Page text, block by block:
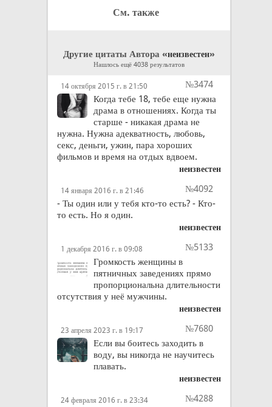
См. также
Другие цитаты Автора «неизвестен»
Нашлось ещё 4038 результатов
14 октября 2015 г. в 21:50
№3474
Когда тебе 18, тебе еще нужна
драма в отношениях. Когда ты
старше - никакая драма не
нужна. Нужна адекватность, любовь,
секс, деньги, ужин, пара хороших
фильмов и время на отдых вдвоем.
неизвестен
14 января 2016 г. в 21:46
№4092
- Ты один или у тебя кто-то есть? - Кто-
то есть. Но я один.
неизвестен
1 декабря 2016 г. в 09:08
№5133
Громкость женщины в
пятничных заведениях прямо
пропорциональна длительности
отсутствия у неё мужчины.
неизвестен
23 апреля 2023 г. в 19:17
№7680
Если вы боитесь заходить в
воду, вы никогда не научитесь
плавать.
неизвестен
24 февраля 2016 г. в 23:34
№4288